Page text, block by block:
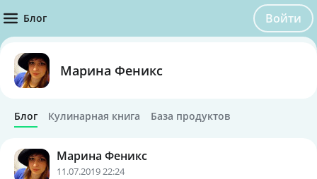
Блог Войти
Марина Феникс
Блог Кулинарная книга База продуктов
Марина Феникс
11.07.2019 22:24